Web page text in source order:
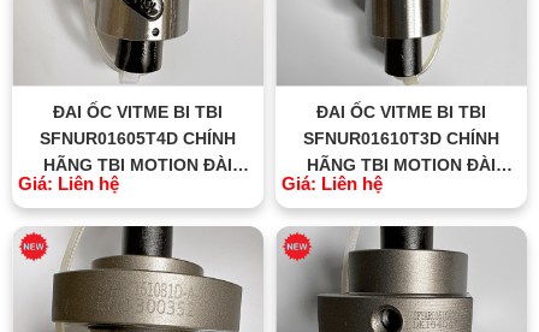
ĐAI ỐC VITME BI TBI
SFNUR01605T4D CHÍNH
HÃNG TBI MOTION ĐÀI
LOAN
Giá: Liên hệ
ĐAI ỐC VITME BI TBI
SFNUR01610T3D CHÍNH
HÃNG TBI MOTION ĐÀI
LOAN
Giá: Liên hệ